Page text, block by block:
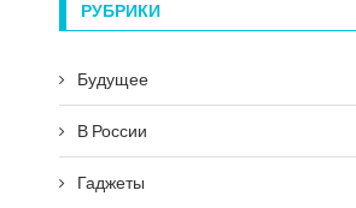
РУБРИКИ
Будущее
В России
Гаджеты